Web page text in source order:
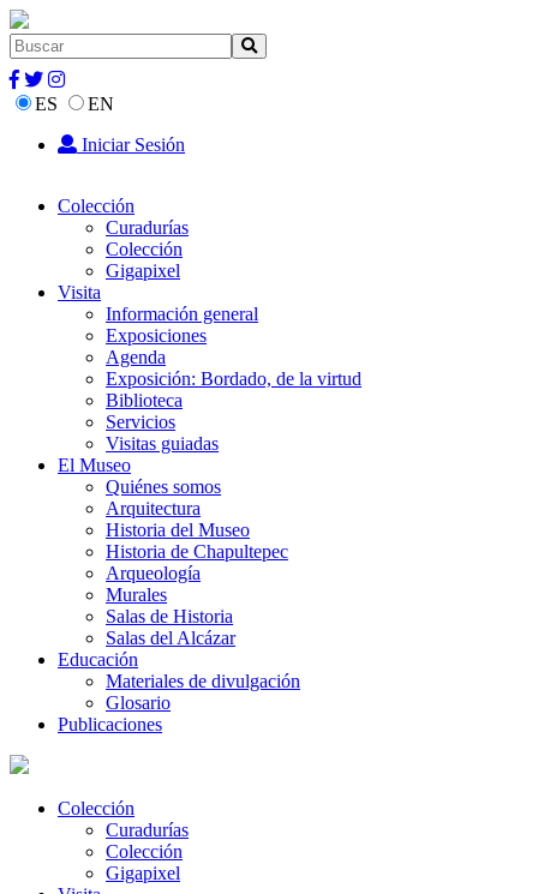
ES
EN
Iniciar Sesión
Colección
Curadurías
Colección
Gigapixel
Visita
Información general
Exposiciones
Agenda
Exposición: Bordado, de la virtud
Biblioteca
Servicios
Visitas guiadas
El Museo
Quiénes somos
Arquitectura
Historia del Museo
Historia de Chapultepec
Arqueología
Murales
Salas de Historia
Salas del Alcázar
Educación
Materiales de divulgación
Glosario
Publicaciones
Colección
Curadurías
Colección
Gigapixel